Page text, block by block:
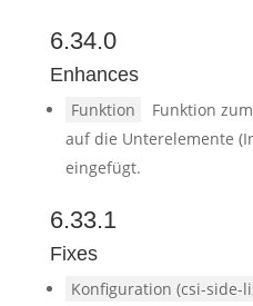
6.34.0
Enhances
Funktion
Funktion
auf die Unterelemente
eingefügt.
6.33.1
Fixes
Konfiguration (csi-side-